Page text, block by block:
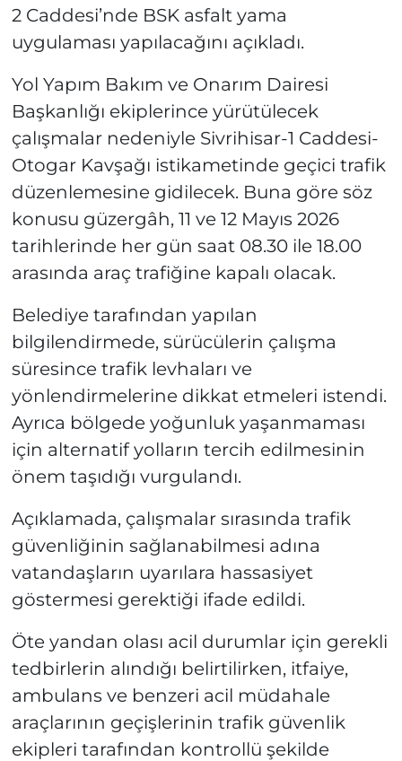
2 Caddesi’nde BSK asfalt yama
uygulaması yapılacağını açıkladı.
Yol Yapım Bakım ve Onarım Dairesi
Başkanlığı ekiplerince yürütülecek
çalışmalar nedeniyle Sivrihisar-1 Caddesi-
Otogar Kavşağı istikametinde geçici trafik
düzenlemesine gidilecek. Buna göre söz
konusu güzergâh, 11 ve 12 Mayıs 2026
tarihlerinde her gün saat 08.30 ile 18.00
arasında araç trafiğine kapalı olacak.
Belediye tarafından yapılan
bilgilendirmede, sürücülerin çalışma
süresince trafik levhaları ve
yönlendirmelerine dikkat etmeleri istendi.
Ayrıca bölgede yoğunluk yaşanmaması
için alternatif yolların tercih edilmesinin
önem taşıdığı vurgulandı.
Açıklamada, çalışmalar sırasında trafik
güvenliğinin sağlanabilmesi adına
vatandaşların uyarılara hassasiyet
göstermesi gerektiği ifade edildi.
Öte yandan olası acil durumlar için gerekli
tedbirlerin alındığı belirtilirken, itfaiye,
ambulans ve benzeri acil müdahale
araçlarının geçişlerinin trafik güvenlik
ekipleri tarafından kontrollü şekilde